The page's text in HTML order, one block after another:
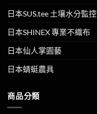
日本SUS.tee 土壤水分監控
日本SHINEX 專業不織布
日本仙人掌園藝
日本蜻蜓農具
商品分類